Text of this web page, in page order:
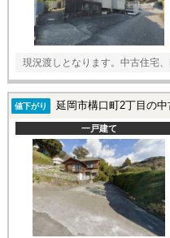
現況渡しとなります。中古住宅
値下がり 延岡市構口町2丁目の
一戸建て